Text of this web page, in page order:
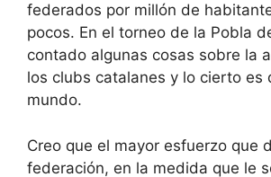
federados por millón de
pocos. En el torneo de la Pobla
contado algunas cosas sobre la
los clubs catalanes y lo cierto es
mundo.
Creo que el mayor esfuerzo que
federación, en la medida que le